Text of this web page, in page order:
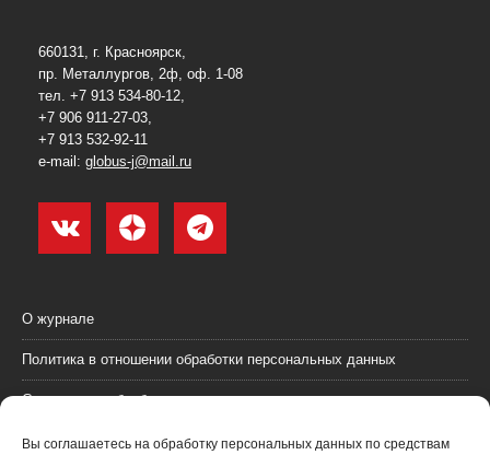
Вы соглашаетесь на обработку персональных данных по средствам
660131, г. Красноярск,
пр. Металлургов, 2ф, оф. 1-08
тел. +7 913 534-80-12,
+7 906 911-27-03,
+7 913 532-92-11
e-mail: globus-j@mail.ru
О журнале
Политика в отношении обработки персональных данных
Согласие на обработку персональных данных
Пользовательское соглашение (оферта)